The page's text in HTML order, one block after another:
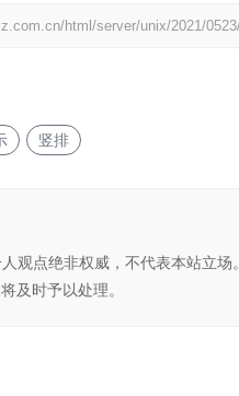
html/server/unix/2021/
竖排
观点绝非权威，不代表本站立
及时予以处理。